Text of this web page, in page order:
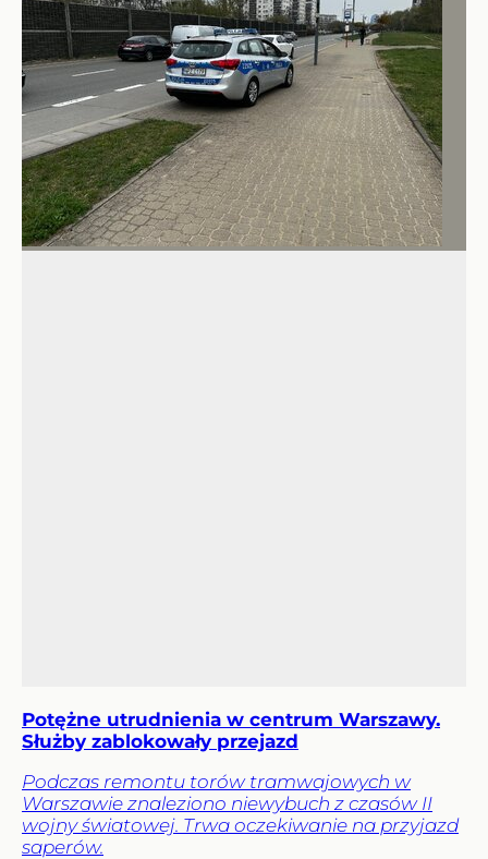
Potężne utrudnienia w centrum Warszawy.
Służby zablokowały przejazd
Podczas remontu torów tramwajowych w
Warszawie znaleziono niewybuch z czasów II
wojny światowej. Trwa oczekiwanie na przyjazd
saperów.